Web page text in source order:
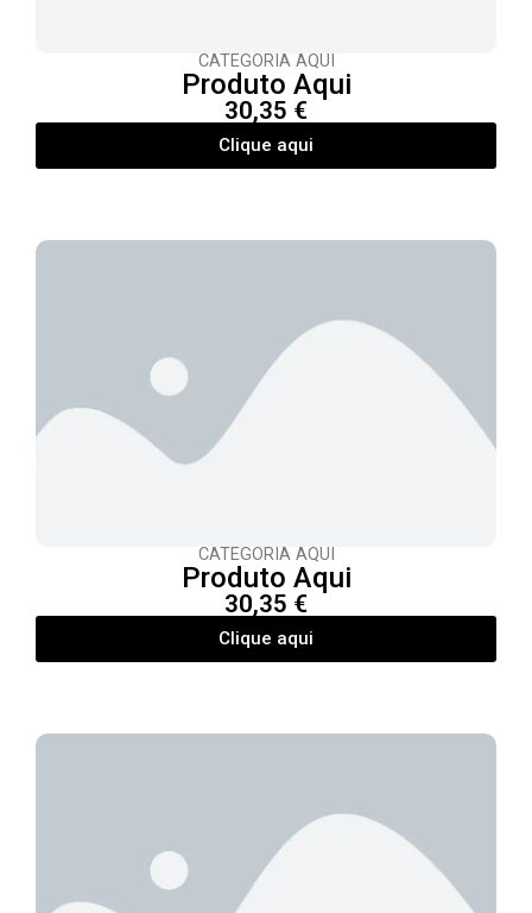
CATEGORIA AQUI
Produto Aqui
30,35 €
Clique aqui
CATEGORIA AQUI
Produto Aqui
30,35 €
Clique aqui